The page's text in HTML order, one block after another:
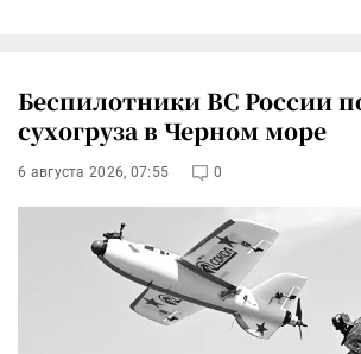
Беспилотники ВС России
сухогруза в Черном море
6 августа 2026, 07:55 0